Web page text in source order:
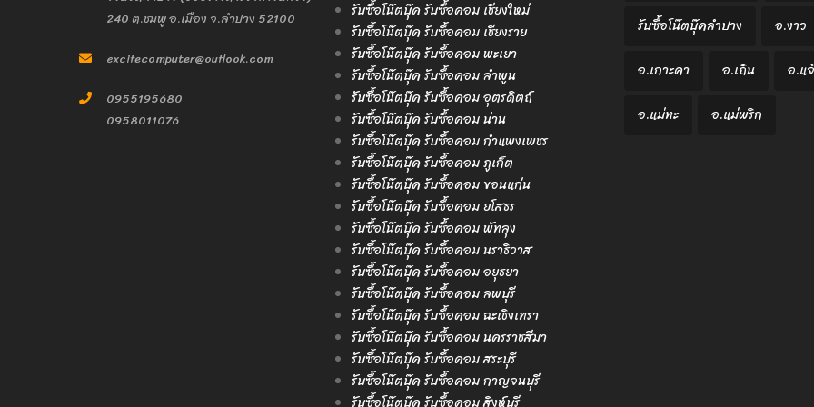
240 ต.ชมพู อ.เมือง จ.ลำปาง 52100
excitecomputer@outlook.com
0955195680
0958011076
รับซื้อโน๊ตบุ๊ค รับซื้อคอม เชียงใหม่
รับซื้อโน๊ตบุ๊ค รับซื้อคอม เชียงราย
รับซื้อโน๊ตบุ๊ค รับซื้อคอม พะเยา
รับซื้อโน๊ตบุ๊ค รับซื้อคอม ลำพูน
รับซื้อโน๊ตบุ๊ค รับซื้อคอม อุตรดิตถ์
รับซื้อโน๊ตบุ๊ค รับซื้อคอม น่าน
รับซื้อโน๊ตบุ๊ค รับซื้อคอม กำแพงเพชร
รับซื้อโน๊ตบุ๊ค รับซื้อคอม ภูเก็ต
รับซื้อโน๊ตบุ๊ค รับซื้อคอม ขอนแก่น
รับซื้อโน๊ตบุ๊ค รับซื้อคอม ยโสธร
รับซื้อโน๊ตบุ๊ค รับซื้อคอม พัทลุง
รับซื้อโน๊ตบุ๊ค รับซื้อคอม นราธิวาส
รับซื้อโน๊ตบุ๊ค รับซื้อคอม อยุธยา
รับซื้อโน๊ตบุ๊ค รับซื้อคอม ลพบุรี
รับซื้อโน๊ตบุ๊ค รับซื้อคอม ฉะเชิงเทรา
รับซื้อโน๊ตบุ๊ค รับซื้อคอม นครราชสีมา
รับซื้อโน๊ตบุ๊ค รับซื้อคอม สระบุรี
รับซื้อโน๊ตบุ๊ค รับซื้อคอม กาญจนบุรี
รับซื้อโน๊ตบุ๊คลำปาง
อ.งาว
อ.เกาะคา
อ.เถิน
อ.แ
อ.แม่ทะ
อ.แม่พริก